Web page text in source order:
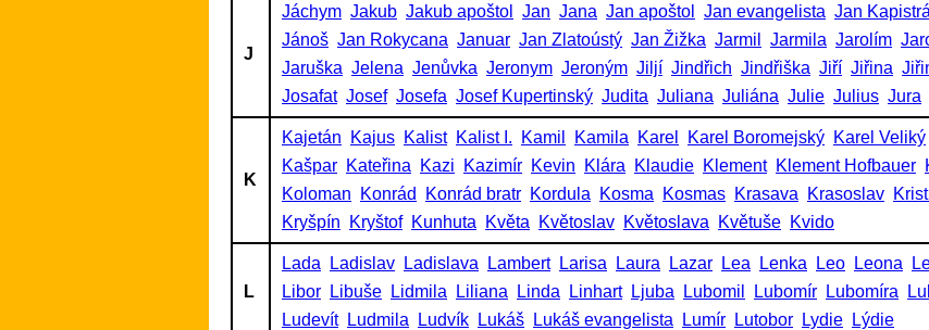
J
Jáchym Jakub Jakub apoštol Jan Jana Jan apoštol Jan evangelista Jan
Jánoš Jan Rokycana Januar Jan Zlatoústý Jan Žižka Jarmil Jarmila Jarolím
Jaruška Jelena Jenůvka Jeronym Jeroným Jiljí Jindřich Jindřiška Jiří Jiřina
Josafat Josef Josefa Josef Kupertinský Judita Juliana Juliána Julie Julius Jura
K
Kajetán Kajus Kalist Kalist I. Kamil Kamila Karel Karel Boromejský Karel Veliký
Kašpar Kateřina Kazi Kazimír Kevin Klára Klaudie Klement Klement Hofbauer
Koloman
Konrád Konrád bratr Kordula Kosma Kosmas Krasava Krasoslav
Kryšpín
Kryštof Kunhuta Květa Květoslav Květoslava Květuše Kvido
L
Lada Ladislav Ladislava Lambert Larisa Laura Lazar Lea Lenka Leo Leona
Libor
Libuše Lidmila Liliana Linda Linhart Ljuba Lubomil Lubomír Lubomíra
Ludevít
Ludmila Ludvík Lukáš Lukáš evangelista Lumír Lutobor Lydie Lýdie